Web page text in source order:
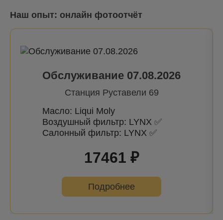
Наш опыт: онлайн фотоотчёт
Обслуживание 07.08.2026
Станция Руставели 69
Масло: Liqui Moly
Воздушный фильтр: LYNX ✅
Салонный фильтр: LYNX ✅
17461 ₽
Подробнее